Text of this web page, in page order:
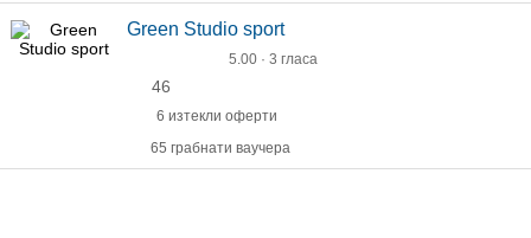
Green Studio sport
5.00 · 3 гласа
46
6 изтекли оферти
65 грабнати ваучера